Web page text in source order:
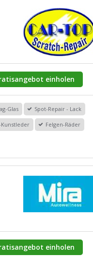
einholen
Glas Spot-Repair - Lack
Felgen-Räder
einholen